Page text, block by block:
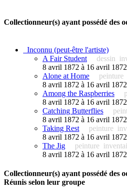
Collectionneur(s) ayant possédé des
_Inconnu (peut-être l'artiste)
A Fair Student
dessin
8 avril 1872 à 16 avril 1872
Alone at Home
peinture
8 avril 1872 à 16 avril 1872
Among the Raspberries
8 avril 1872 à 16 avril 1872
Catching Butterflies
8 avril 1872 à 16 avril 1872
Taking Rest
peinture
8 avril 1872 à 16 avril 1872
The Jig
peinture
8 avril 1872 à 16 avril 1872
Collectionneur(s) ayant possédé des
Réunis selon leur groupe